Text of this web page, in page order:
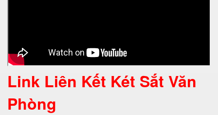
Link Liên Kết Két Sắt Văn
Phòng